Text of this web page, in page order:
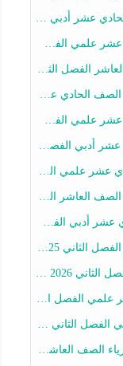
الثاني 2025-2026
الثاني 2025-2026
الثاني 2025-2026
الثاني 2025-2026
الثاني 2025-2026
الثاني 2025-2026
الثاني 2025-2026
الثاني 2025-2026
الثاني 2025-2026
2025-2026
هيثم الليثي
2026 أ عمرو فايز
2026 أ عمرو فايز
الثاني أ أحمد نبيه